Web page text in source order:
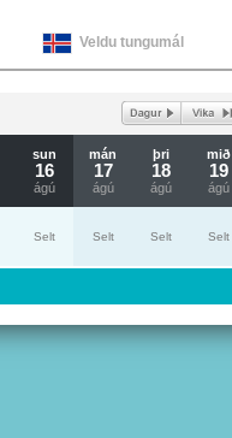
Veldu tungumál
sun
16
ágú
mán
17
ágú
þri
18
ágú
mið
19
ágú
Selt Selt Selt Selt